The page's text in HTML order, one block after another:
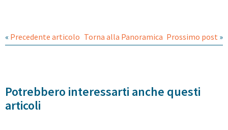
« Precedente articolo Torna alla Panoramica Prossimo post »
Potrebbero interessarti anche questi
articoli